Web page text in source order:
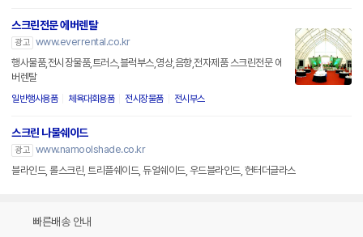
스크린전문 에버렌탈
광고 www.everrental.co.kr
행사물품,전시장물품,트러스,블럭부스,영상,음향,전자제품 스크린전문 에
버렌탈
일반행사용품 체육대회용품 전시장물품 전시부스
스크린 나물쉐이드
광고 www.namoolshade.co.kr
블라인드, 롤스크린, 트리플쉐이드, 듀얼쉐이드, 우드블라인드, 헌터더글라스
빠른배송 안내